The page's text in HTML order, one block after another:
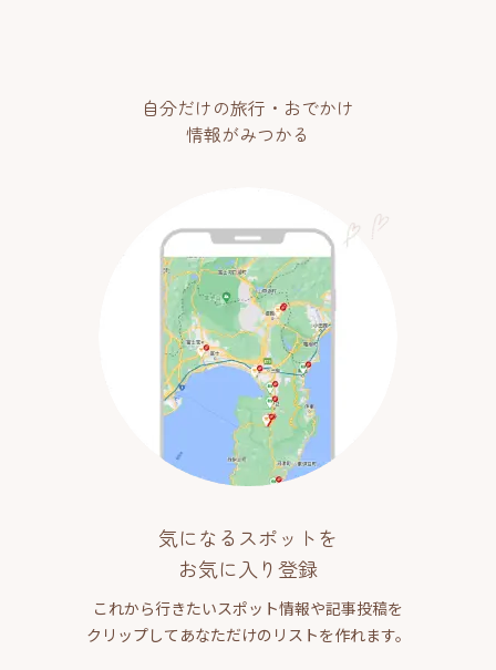
自分だけの旅行・おでかけ
情報がみつかる
気になるスポットを
お気に入り登録
これから行きたいスポット情報や記事投稿を
クリップしてあなただけのリストを作れます。